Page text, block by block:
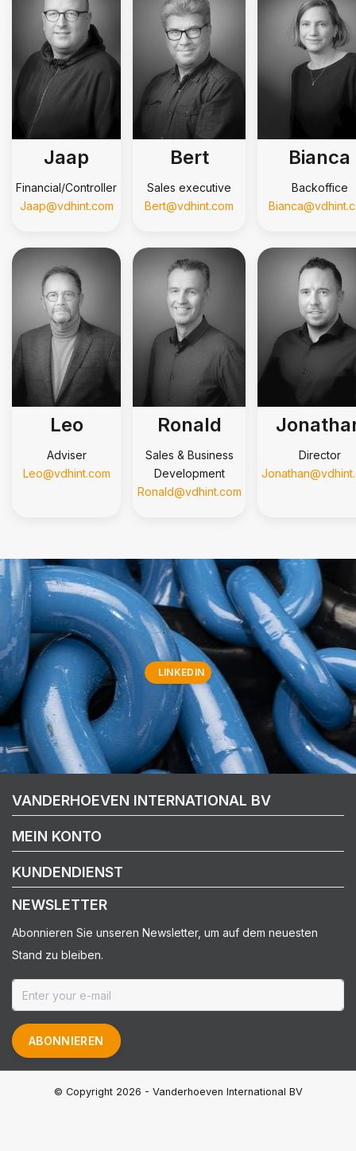
Jaap
Financial/Controller
Jaap@vdhint.com
Bert
Sales executive
Bert@vdhint.com
Bianca
Backoffice
Leo
Adviser
Leo@vdhint.com
Ronald
Sales & Business
Development
Ronald@vdhint.com
Director
LINKEDIN
VANDERHOEVEN INTERNATIONAL BV
MEIN KONTO
KUNDENDIENST
NEWSLETTER
Abonnieren Sie unseren Newsletter, um auf dem neuesten
Stand zu bleiben.
ABONNIEREN
© Copyright 2026 - Vanderhoeven International BV